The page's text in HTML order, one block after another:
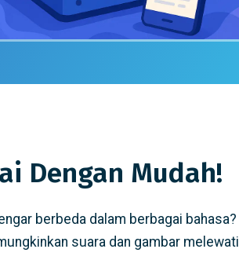
Dengan Mudah!
berbeda dalam berbagai bahasa?
suara dan gambar melewati